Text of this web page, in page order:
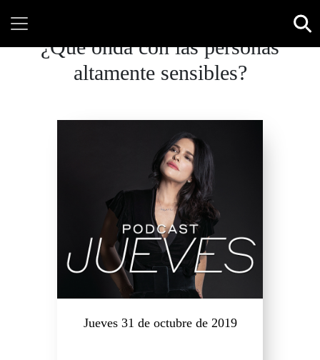
¿Qué onda con las personas
altamente sensibles?
Jueves 31 de octubre de 2019